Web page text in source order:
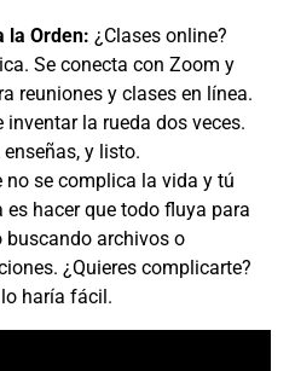
la Orden: ¿Clases online?
Se conecta con Zoom y
reuniones y clases en línea.
inventar la rueda dos veces.
y listo.
se complica la vida y tú
hacer que todo fluya para
buscando archivos o
¿Quieres complicarte?
haría fácil.